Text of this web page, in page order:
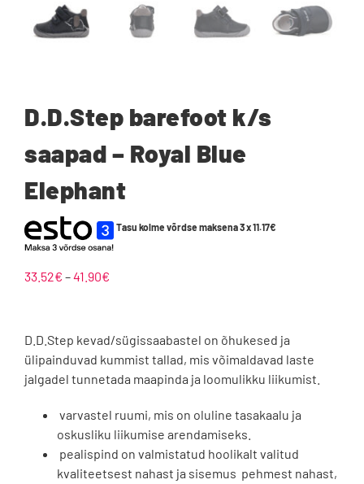
D.D.Step barefoot k/s
saapad – Royal Blue
Elephant
Tasu kolme võrdse maksena 3 x11.17€
33.52€ –41.90€
41.90€
D.D.Step kevad/sügissaabastel on õhukesed ja
ülipainduvad kummist tallad, mis võimaldavad laste
jalgadel tunnetada maapinda ja loomulikku liikumist.
varvastel ruumi, mis on oluline tasakaalu ja
oskusliku liikumise arendamiseks.
pealispind on valmistatud hoolikalt valitud
kvaliteetsest nahast ja sisemus pehmest nahast,